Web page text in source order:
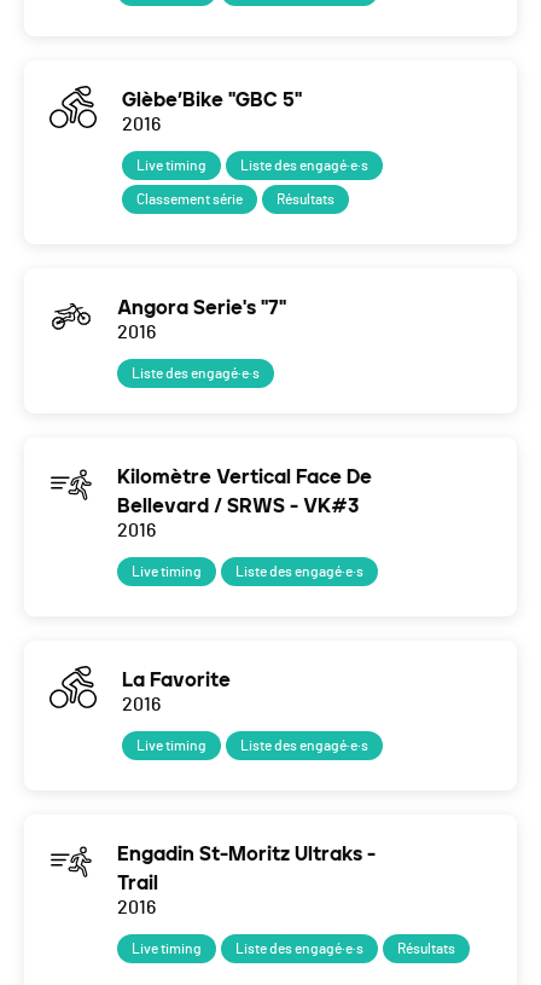
Glèbe’Bike "GBC 5"
2016
Live timing Liste des engagé·e·s
Classement série Résultats
Angora Serie's "7"
2016
Liste des engagé·e·s
Kilomètre Vertical Face De
Bellevard / SRWS - VK#3
2016
Live timing Liste des engagé·e·s
La Favorite
2016
Live timing Liste des engagé·e·s
Engadin St-Moritz Ultraks -
Trail
2016
Live timing Liste des engagé·e·s Résultats